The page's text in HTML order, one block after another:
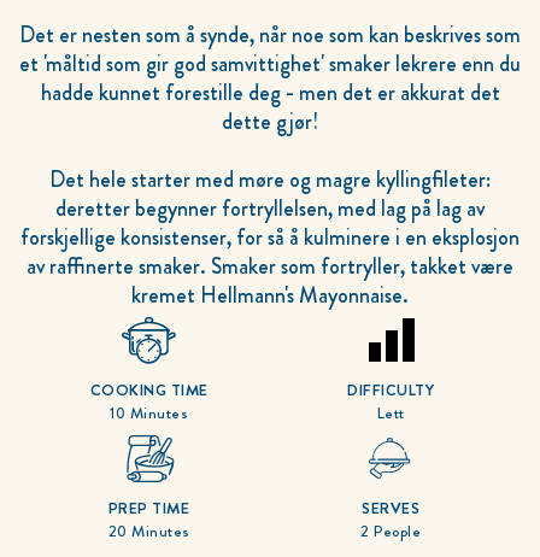
Det er nesten som å synde, når noe som kan beskrives som
et 'måltid som gir god samvittighet' smaker lekrere enn du
hadde kunnet forestille deg - men det er akkurat det
dette gjør!
Det hele starter med møre og magre kyllingfileter:
deretter begynner fortryllelsen, med lag på lag av
forskjellige konsistenser, for så å kulminere i en eksplosjon
av raffinerte smaker. Smaker som fortryller, takket være
kremet Hellmann's Mayonnaise.
10 Minutes
COOKING TIME
Lett
DIFFICULTY
20 Minutes
PREP TIME
2 People
SERVES